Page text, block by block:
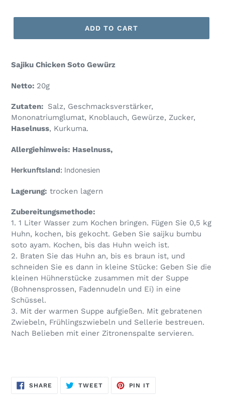
ADD TO CART
Sajiku Chicken Soto Gewürz
Netto: 20g
Zutaten: Salz, Geschmacksverstärker,
Mononatriumglumat, Knoblauch, Gewürze, Zucker,
Haselnuss, Kurkuma.
Allergiehinweis: Haselnuss,
Herkunftsland: Indonesien
Lagerung: trocken lagern
Zubereitungsmethode:
1. 1 Liter Wasser zum Kochen bringen. Fügen Sie 0,5 kg
Huhn, kochen, bis gekocht. Geben Sie saijku bumbu
soto ayam. Kochen, bis das Huhn weich ist.
2. Braten Sie das Huhn an, bis es braun ist, und
schneiden Sie es dann in kleine Stücke: Geben Sie die
kleinen Hühnerstücke zusammen mit der Suppe
(Bohnensprossen, Fadennudeln und Ei) in eine
Schüssel.
3. Mit der warmen Suppe aufgießen. Mit gebratenen
Zwiebeln, Frühlingszwiebeln und Sellerie bestreuen.
Nach Belieben mit einer Zitronenspalte servieren.
SHARE SHARE
TWEETTWEET
PIN IT